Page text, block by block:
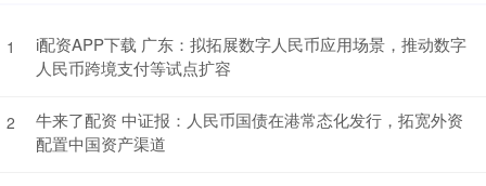
1
i配资APP下载 广东：拟拓展数字人民币应用场景，推动数字
人民币跨境支付等试点扩容
2
牛来了配资 中证报：人民币国债在港常态化发行，拓宽外资
配置中国资产渠道